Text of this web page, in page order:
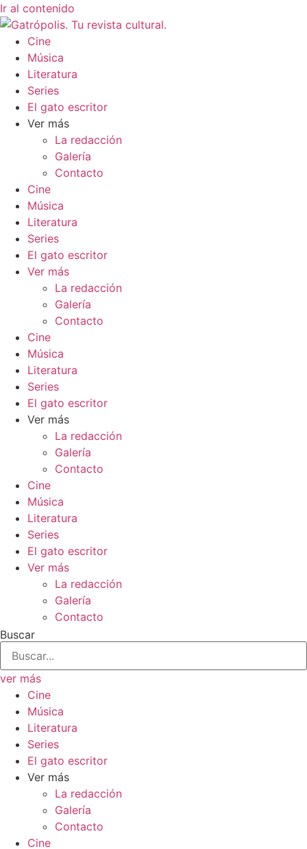
Ir al contenido
Cine
Música
Literatura
Series
El gato escritor
Ver más
La redacción
Galería
Contacto
Cine
Música
Literatura
Series
El gato escritor
Ver más
La redacción
Galería
Contacto
Cine
Música
Literatura
Series
El gato escritor
Ver más
La redacción
Galería
Contacto
Cine
Música
Literatura
Series
El gato escritor
Ver más
La redacción
Galería
Contacto
Buscar
ver más
Cine
Música
Literatura
Series
El gato escritor
Ver más
La redacción
Galería
Contacto
Cine